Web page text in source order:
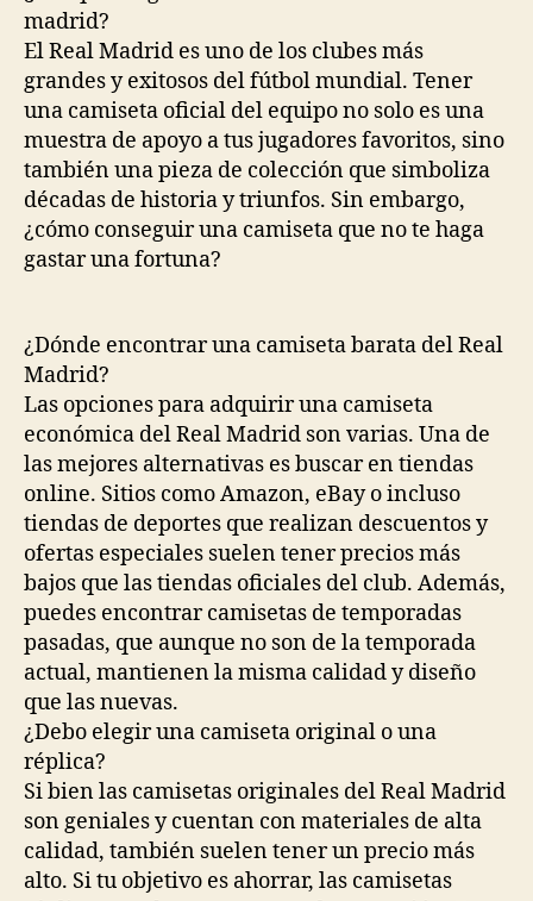
madrid?
El Real Madrid es uno de los clubes más
grandes y exitosos del fútbol mundial. Tener
una camiseta oficial del equipo no solo es una
muestra de apoyo a tus jugadores favoritos, sino
también una pieza de colección que simboliza
décadas de historia y triunfos. Sin embargo,
¿cómo conseguir una camiseta que no te haga
gastar una fortuna?
¿Dónde encontrar una camiseta barata del Real
Madrid?
Las opciones para adquirir una camiseta
económica del Real Madrid son varias. Una de
las mejores alternativas es buscar en tiendas
online. Sitios como Amazon, eBay o incluso
tiendas de deportes que realizan descuentos y
ofertas especiales suelen tener precios más
bajos que las tiendas oficiales del club. Además,
puedes encontrar camisetas de temporadas
pasadas, que aunque no son de la temporada
actual, mantienen la misma calidad y diseño
que las nuevas.
¿Debo elegir una camiseta original o una
réplica?
Si bien las camisetas originales del Real Madrid
son geniales y cuentan con materiales de alta
calidad, también suelen tener un precio más
alto. Si tu objetivo es ahorrar, las camisetas